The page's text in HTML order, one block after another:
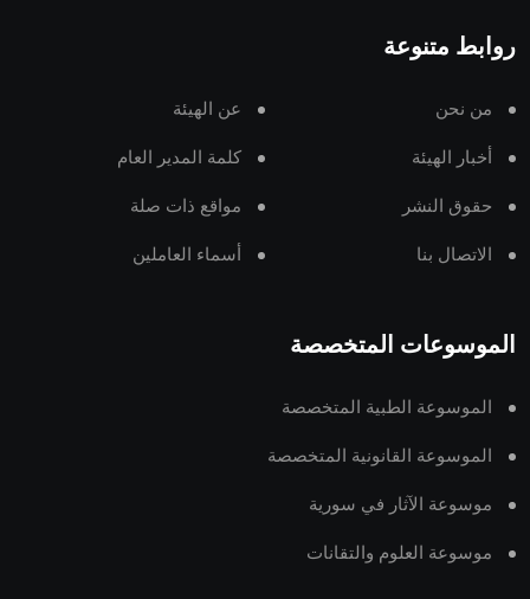
روابط متنوعة
من نحن عن الهيئة
أخبار الهيئة كلمة المدير العام
حقوق النشر مواقع ذات صلة
الاتصال بنا أسماء العاملين
الموسوعات المتخصصة
الموسوعة الطبية المتخصصة
الموسوعة القانونية المتخصصة
موسوعة الآثار في سورية
موسوعة العلوم والتقانات